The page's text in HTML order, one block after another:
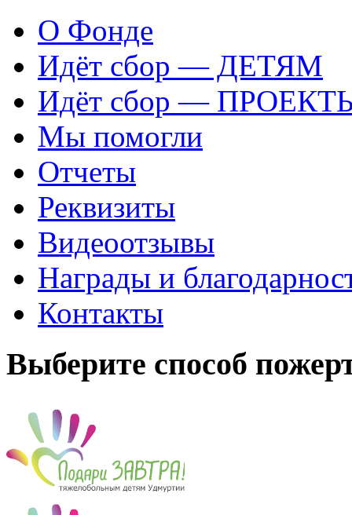
О Фонде
Идёт сбор — ДЕТЯМ
Идёт сбор —
Мы помогли
Отчеты
Реквизиты
Видеоотзывы
Награды и
Контакты
Выберите способ